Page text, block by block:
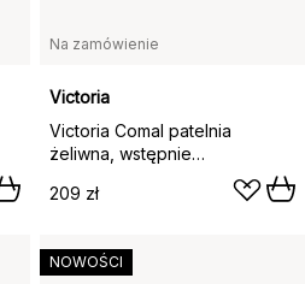
Na zamówienie
Victoria
Victoria Comal patelnia
żeliwna, wstępnie
209 zł
NOWOŚCI